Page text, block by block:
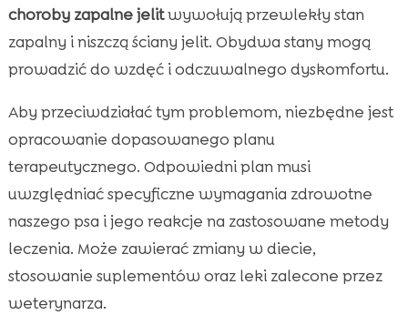
choroby zapalne jelitwywołują przewlekły stan
zapalny i niszczą ściany jelit. Obydwa stany mogą
prowadzić do wzdęć i odczuwalnego dyskomfortu.
Aby przeciwdziałać tym problemom, niezbędne jest
opracowanie dopasowanego planu
terapeutycznego. Odpowiedni plan musi
uwzględniać specyficzne wymagania zdrowotne
naszego psa i jego reakcje na zastosowane metody
leczenia. Może zawierać zmiany w diecie,
stosowanie suplementów oraz leki zalecone przez
weterynarza.